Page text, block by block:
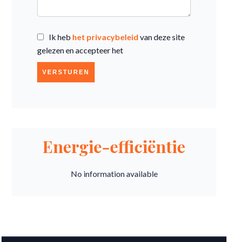
Ik heb het privacybeleid van deze site
gelezen en accepteer het
VERSTUREN
Energie-efficiëntie
No information available